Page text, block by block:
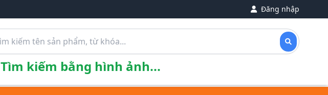
Đăng nhập
Tìm kiếm bằng hình ảnh...